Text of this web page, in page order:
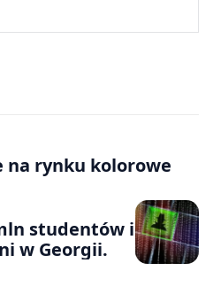
na rynku kolorowe
studentów i
w Georgii.